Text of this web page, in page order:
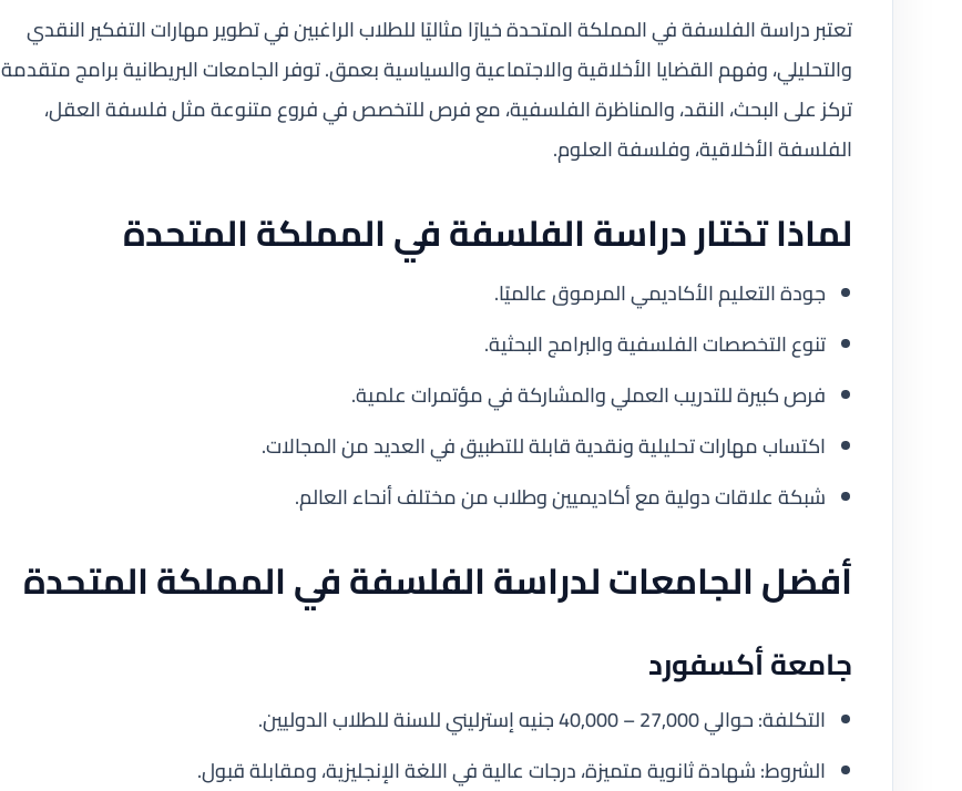
تعتبر دراسة الفلسفة في المملكة المتحدة خيارًا مثاليًا للطلاب الراغبين في تطوير مهارات التفكير النقدي
والتحليلي، وفهم القضايا الأخلاقية والاجتماعية والسياسية بعمق. توفر الجامعات البريطانية برامج متقدمة
تركز على البحث، النقد، والمناظرة الفلسفية، مع فرص للتخصص في فروع متنوعة مثل فلسفة العقل،
الفلسفة الأخلاقية، وفلسفة العلوم.
لماذا تختار دراسة الفلسفة في المملكة المتحدة
جودة التعليم الأكاديمي المرموق عالميًا.
تنوع التخصصات الفلسفية والبرامج البحثية.
فرص كبيرة للتدريب العملي والمشاركة في مؤتمرات علمية.
اكتساب مهارات تحليلية ونقدية قابلة للتطبيق في العديد من المجالات.
شبكة علاقات دولية مع أكاديميين وطلاب من مختلف أنحاء العالم.
أفضل الجامعات لدراسة الفلسفة في المملكة المتحدة
جامعة أكسفورد
التكلفة: حوالي 27,000 – 40,000 جنيه إسترليني للسنة للطلاب الدوليين.
الشروط: شهادة ثانوية متميزة، درجات عالية في اللغة الإنجليزية، ومقابلة قبول.